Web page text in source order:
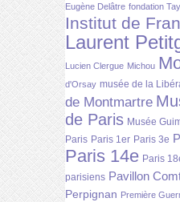
Eugène Delâtre fondation
Institut de
Laurent
Lucien Clergue Michou
d'Orsay musée de la
de Montmartre
de Paris Musée
Paris Paris 1er Paris 3e
Paris 14e Paris
parisiens Pavillon
Perpignan Première